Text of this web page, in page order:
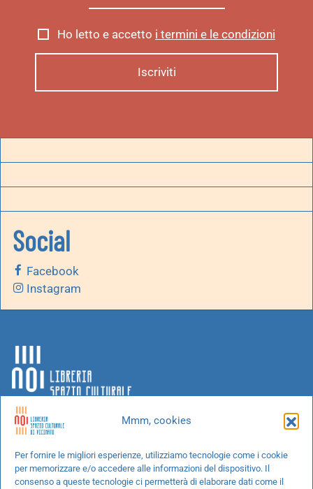
Mmm, cookies
Per fornire le migliori esperienze, utilizziamo tecnologie come i cookie
per memorizzare e/o accedere alle informazioni del dispositivo. Il
consenso a queste tecnologie ci permetterà di elaborare dati come il
Ho letto e accetto i termini e le condizioni
Social
Facebook
Instagram
Chi siamo
Progetti speciali